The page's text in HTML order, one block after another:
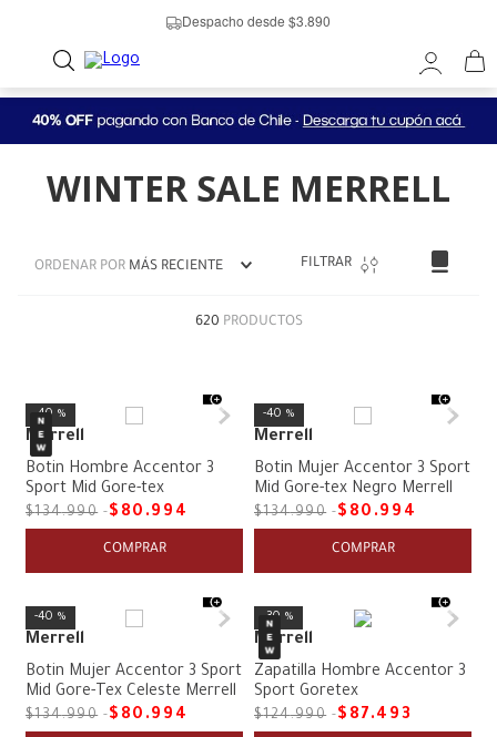
Despacho desde $3.890
WINTER SALE MERRELL
ORDENAR POR MÁS RECIENTE FILTRAR
620 PRODUCTOS
40 %
Merrell
Botin Hombre Accentor 3
Sport Mid Gore-tex
$134.990 $ 80 .994
COMPRAR
40 %
Merrell
Botin Mujer Accentor 3 Sport
Mid Gore-tex Negro Merrell
$134.990 $ 80 .994
COMPRAR
40 %
Merrell
Botin Mujer Accentor 3 Sport
Mid Gore-Tex Celeste Merrell
$134.990 $ 80 .994
30 %
Merrell
Zapatilla Hombre Accentor 3
Sport Goretex
$124.990 $ 87.493